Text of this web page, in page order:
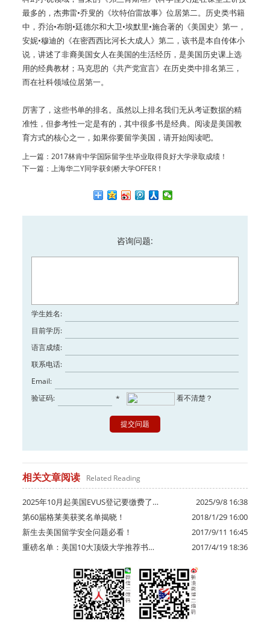
最多的，杰弗雷•乔叟的《坎特伯雷故事》位居第二。历史类书籍
中，乔治•布朗•廷德尔和大卫•埃默里•施合著的《美国史》第一，
安妮•穆迪的《在密西西比河长大成人》第二，该书是本自传体小
说，讲述了非裔美国女人在美国的生活经历，是美国历史课上选
用的经典教材；马克思的《共产党宣言》在历史类中排名第三，
而在社科领域位居第一。
厉害了，这些书单的排名。虽然以上排名我们无从考证数据的精
准性，但参考性一定是有的，其中很多书是经典。阅读是美国教
育方式的核心之一，如果你要留学美国，请开始阅读吧。
上一篇： 2017林肯中学国际留学生毕业取得良好大学录取成绩！
下一篇： 上海华二Y同学获剑桥大学OFFER！
咨询问题:
学生姓名:
目前学历:
语言成绩:
联系电话:
Email:
验证码:
看不清楚？
*
相关文章阅读 Related Reading
2025/9/8 16:38
2025年10月起美国EVUS登记要缴费了…
2018/1/29 16:00
第60届格莱美获奖名单揭晓！
2017/9/11 16:45
新生去美国留学安全问题必看！
2017/4/19 18:36
重磅名单：美国10大顶级大学推荐书…